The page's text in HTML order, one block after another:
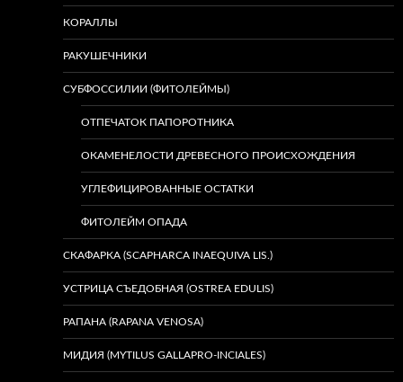
КОРАЛЛЫ
РАКУШЕЧНИКИ
СУБФОССИЛИИ (ФИТОЛЕЙМЫ)
ОТПЕЧАТОК ПАПОРОТНИКА
ОКАМЕНЕЛОСТИ ДРЕВЕСНОГО ПРОИСХОЖДЕНИЯ
УГЛЕФИЦИРОВАННЫЕ ОСТАТКИ
ФИТОЛЕЙМ ОПАДА
СКАФАРКА (SCAPHARCA INAEQUIVA LIS.)
УСТРИЦА СЪЕДОБНАЯ (OSTREA EDULIS)
РАПАНА (RAPANA VENOSA)
МИДИЯ (MYTILUS GALLAPRO-INCIALES)